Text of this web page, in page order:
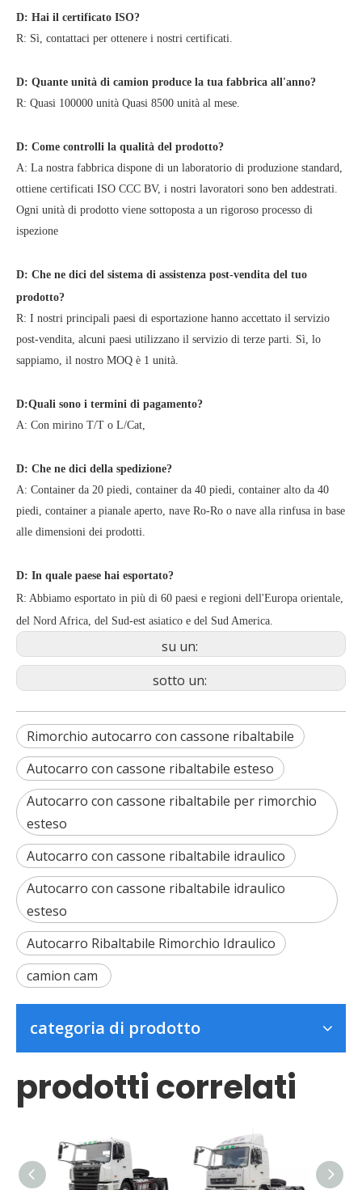
D: Hai il certificato ISO?
R: Sì, contattaci per ottenere i nostri certificati.
D: Quante unità di camion produce la tua fabbrica all'anno?
R: Quasi 100000 unità Quasi 8500 unità al mese.
D: Come controlli la qualità del prodotto?
A: La nostra fabbrica dispone di un laboratorio di produzione standard,
ottiene certificati ISO CCC BV, i nostri lavoratori sono ben addestrati.
Ogni unità di prodotto viene sottoposta a un rigoroso processo di
ispezione
D: Che ne dici del sistema di assistenza post-vendita del tuo
prodotto?
R: I nostri principali paesi di esportazione hanno accettato il servizio
post-vendita, alcuni paesi utilizzano il servizio di terze parti. Sì, lo
sappiamo, il nostro MOQ è 1 unità.
D:Quali sono i termini di pagamento?
A: Con mirino T/T o L/Cat,
D: Che ne dici della spedizione?
A: Container da 20 piedi, container da 40 piedi, container alto da 40
piedi, container a pianale aperto, nave Ro-Ro o nave alla rinfusa in base
alle dimensioni dei prodotti.
D: In quale paese hai esportato?
R: Abbiamo esportato in più di 60 paesi e regioni dell'Europa orientale,
del Nord Africa, del Sud-est asiatico e del Sud America.
su un:
sotto un:
Rimorchio autocarro con cassone ribaltabile
Autocarro con cassone ribaltabile esteso
Autocarro con cassone ribaltabile per rimorchio
esteso
Autocarro con cassone ribaltabile idraulico
Autocarro con cassone ribaltabile idraulico
esteso
Autocarro Ribaltabile Rimorchio Idraulico
camion cam
categoria di prodotto
prodotti correlati